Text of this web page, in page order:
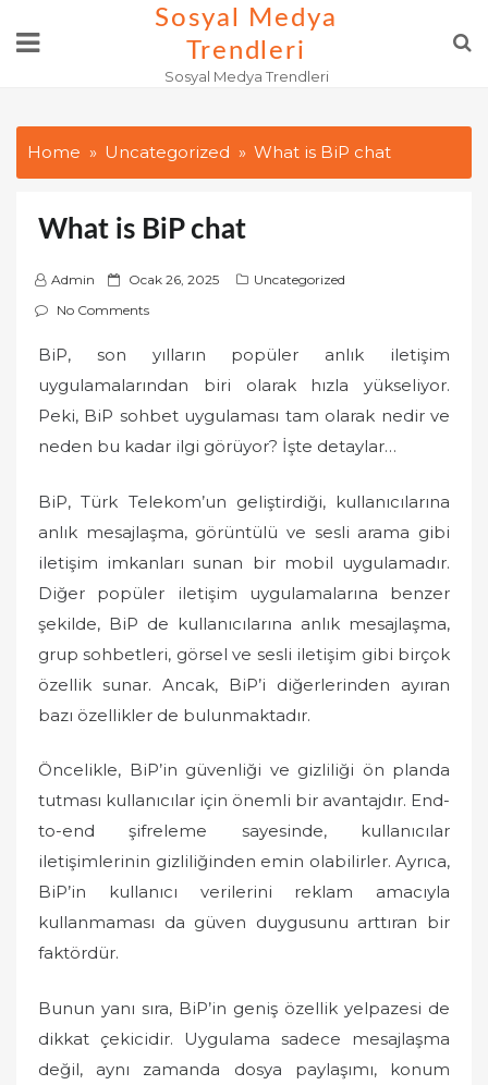
Sosyal Medya
Trendleri
Sosyal Medya Trendleri
Home Uncategorized What is BiP chat
What is BiP chat
Admin
P
o
t
e
d
Ocak 26, 2025
Uncategorized
No Comments
BiP, son yılların popüler anlık iletişim
uygulamalarından biri olarak hızla yükseliyor.
Peki, BiP sohbet uygulaması tam olarak nedir ve
neden bu kadar ilgi görüyor? İşte detaylar…
BiP, Türk Telekom’un geliştirdiği, kullanıcılarına
anlık mesajlaşma, görüntülü ve sesli arama gibi
iletişim imkanları sunan bir mobil uygulamadır.
Diğer popüler iletişim uygulamalarına benzer
şekilde, BiP de kullanıcılarına anlık mesajlaşma,
grup sohbetleri, görsel ve sesli iletişim gibi birçok
özellik sunar. Ancak, BiP’i diğerlerinden ayıran
bazı özellikler de bulunmaktadır.
Öncelikle, BiP’in güvenliği ve gizliliği ön planda
tutması kullanıcılar için önemli bir avantajdır. End-
to-end şifreleme sayesinde, kullanıcılar
iletişimlerinin gizliliğinden emin olabilirler. Ayrıca,
BiP’in kullanıcı verilerini reklam amacıyla
kullanmaması da güven duygusunu arttıran bir
faktördür.
Bunun yanı sıra, BiP’in geniş özellik yelpazesi de
dikkat çekicidir. Uygulama sadece mesajlaşma
değil, aynı zamanda dosya paylaşımı, konum